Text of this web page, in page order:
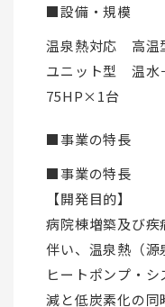
■設備・規模
温泉熱対応 高温
ユニット型 温水
75HP×1台
■事業の特長
■事業の特長
【開発目的】
病院棟増築及び
伴い、温泉熱（源
ヒートポンプ・
減と低炭素化の同